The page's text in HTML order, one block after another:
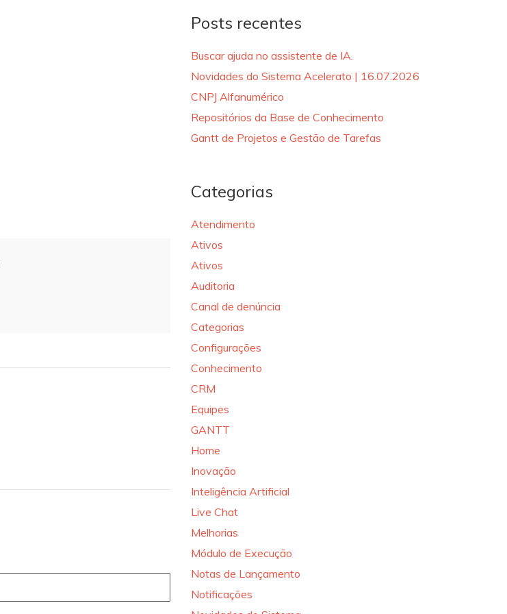
Posts recentes
Buscar ajuda no assistente de IA.
Novidades do Sistema Acelerato | 16.07.2026
CNPJ Alfanumérico
Repositórios da Base de Conhecimento
Gantt de Projetos e Gestão de Tarefas
Categorias
Atendimento
Ativos
Ativos
Auditoria
Canal de denúncia
Categorias
Configurações
Conhecimento
CRM
Equipes
GANTT
Home
Inovação
Inteligência Artificial
Live Chat
Melhorias
Módulo de Execução
Notas de Lançamento
Notificações